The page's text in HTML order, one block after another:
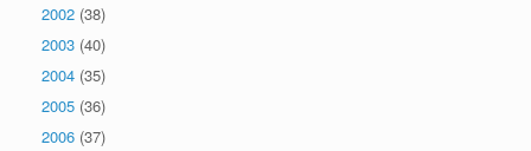
2002 (38)
2003 (40)
2004 (35)
2005 (36)
2006 (37)